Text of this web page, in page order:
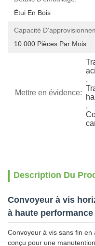
Étui En Bois
Capacité
10 000 Pièces Par Mois
Mettre en évidence:
,
,
Description Du
Convoyeur à vis
à haute performance
Convoyeur à vis sans fin en
conçu pour une